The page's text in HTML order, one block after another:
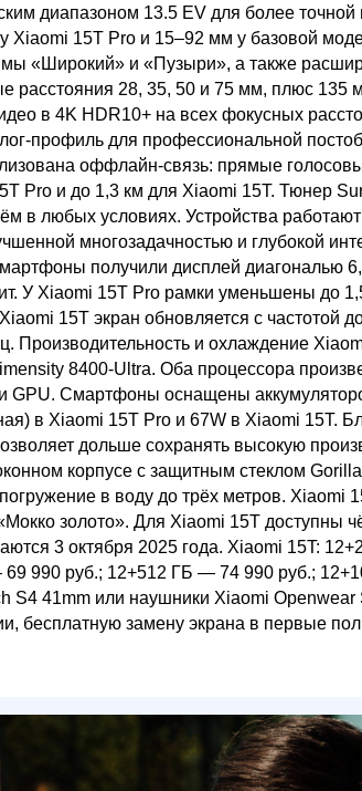
диапазоном 13.5 EV для более точной
Xiaomi 15T Pro и 15–92 мм у базовой
«Широкий» и «Пузыри», а также
расстояния 28, 35, 50 и 75 мм, плюс 135
в 4K HDR10+ на всех фокусных
профиль для профессиональной
оффлайн-связь: прямые
Pro и до 1,3 км для Xiaomi 15T. Тюнер
в любых условиях. Устройства
многозадачностью и глубокой
получили дисплей диагональю
У Xiaomi 15T Pro рамки уменьшены до
15T экран обновляется с частотой
Производительность и охлаждение
8400-Ultra. Оба процессора
GPU. Смартфоны оснащены
в Xiaomi 15T Pro и 67W в Xiaomi 15T.
дольше сохранять высокую
корпусе с защитным стеклом
в воду до трёх метров. Xiaomi
золото». Для Xiaomi 15T доступны
3 октября 2025 года. Xiaomi 15T:
990 руб.; 12+512 ГБ — 74 990 руб.;
S4 41mm или наушники Xiaomi
бесплатную замену экрана в первые